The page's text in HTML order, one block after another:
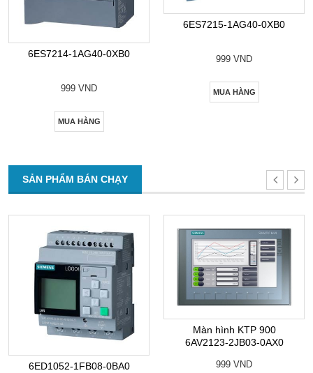
6ES7214-1AG40-0XB0
999 VND
MUA HÀNG
6ES7215-1AG40-0XB0
999 VND
MUA HÀNG
SẢN PHẨM BÁN CHẠY
6ED1052-1FB08-0BA0
Màn hình KTP 900
6AV2123-2JB03-0AX0
999 VND